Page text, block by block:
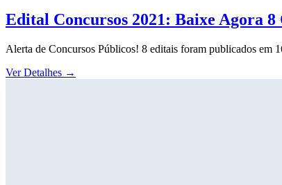
Edital Concursos 2021: Baixe Agora
Alerta de Concursos Públicos! 8 editais foram publicados em
Ver Detalhes →